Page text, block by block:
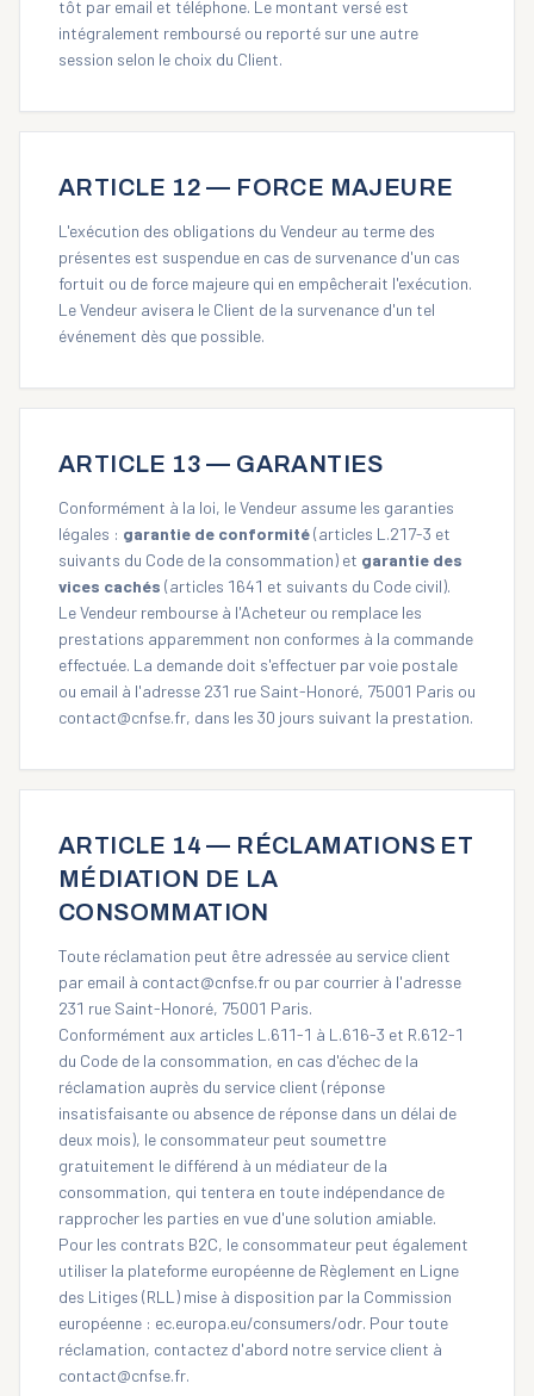
tôt par email et téléphone. Le montant versé est
intégralement remboursé ou reporté sur une autre
session selon le choix du Client.
ARTICLE 12 — FORCE MAJEURE
L'exécution des obligations du Vendeur au terme des
présentes est suspendue en cas de survenance d'un cas
fortuit ou de force majeure qui en empêcherait l'exécution.
Le Vendeur avisera le Client de la survenance d'un tel
événement dès que possible.
ARTICLE 13 — GARANTIES
Conformément à la loi, le Vendeur assume les garanties
légales : garantie de conformité(articles L.217-3 et
suivants du Code de la consommation) et garantie des
vices cachés (articles 1641 et suivants du Code civil).
Le Vendeur rembourse à l'Acheteur ou remplace les
prestations apparemment non conformes à la commande
effectuée. La demande doit s'effectuer par voie postale
ou email à l'adresse 231 rue Saint-Honoré, 75001 Paris ou
contact@cnfse.fr, dans les 30 jours suivant la prestation.
ARTICLE 14 — RÉCLAMATIONS ET
MÉDIATION DE LA
CONSOMMATION
Toute réclamation peut être adressée au service client
par email à contact@cnfse.fr ou par courrier à l'adresse
231 rue Saint-Honoré, 75001 Paris.
Conformément aux articles L.611-1 à L.616-3 et R.612-1
du Code de la consommation, en cas d'échec de la
réclamation auprès du service client (réponse
insatisfaisante ou absence de réponse dans un délai de
deux mois), le consommateur peut soumettre
gratuitement le différend à un médiateur de la
consommation, qui tentera en toute indépendance de
rapprocher les parties en vue d'une solution amiable.
Pour les contrats B2C, le consommateur peut également
utiliser la plateforme européenne de Règlement en Ligne
des Litiges (RLL) mise à disposition par la Commission
européenne : ec.europa.eu/consumers/odr. Pour toute
réclamation, contactez d'abord notre service client à
contact@cnfse.fr.